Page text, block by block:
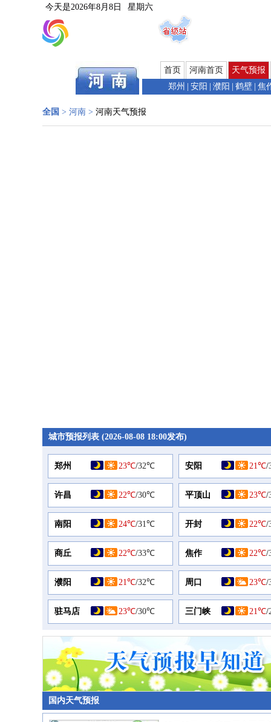
今天是2026年8月8日 星期六
首页 河南首页
天气预报
郑州
安阳 濮阳 鹤壁 焦
全国 > 河南 > 河南天气预报
城市预报列表 (2026-08-08 18:00发布)
郑州 23℃/32℃ 安阳 21℃/
许昌 22℃/30℃ 平顶山 23℃/
南阳 24℃/31℃ 开封 22℃/
商丘 22℃/33℃ 焦作 22℃/
濮阳 21℃/32℃ 周口 23℃/
驻马店 23℃/30℃ 三门峡 21℃/
国内天气预报